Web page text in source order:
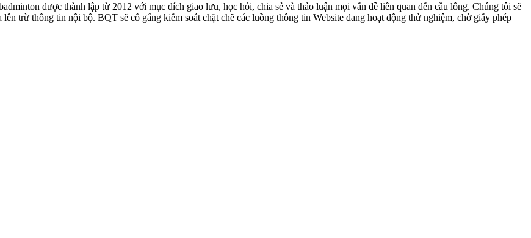
được thành lập từ 2012 với mục đích giao lưu, học hỏi, chia sẻ và thảo luận mọi vấn đề liên quan đến cầu lông. Chúng tôi sẽ
trừ thông tin nội bộ. BQT sẽ cố gắng kiểm soát chặt chẽ các luồng thông tin Website đang hoạt động thử nghiệm, chờ giấy phép